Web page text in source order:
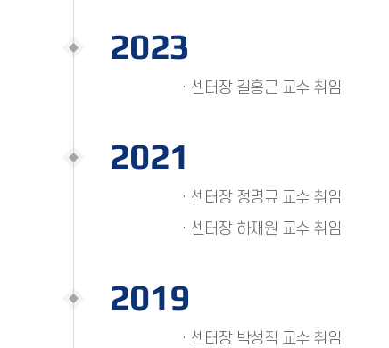
2023
· 센터장 길홍근 교수 취임
2021
· 센터장 정명규 교수 취임
· 센터장 하재원 교수 취임
2019
· 센터장 박성직 교수 취임